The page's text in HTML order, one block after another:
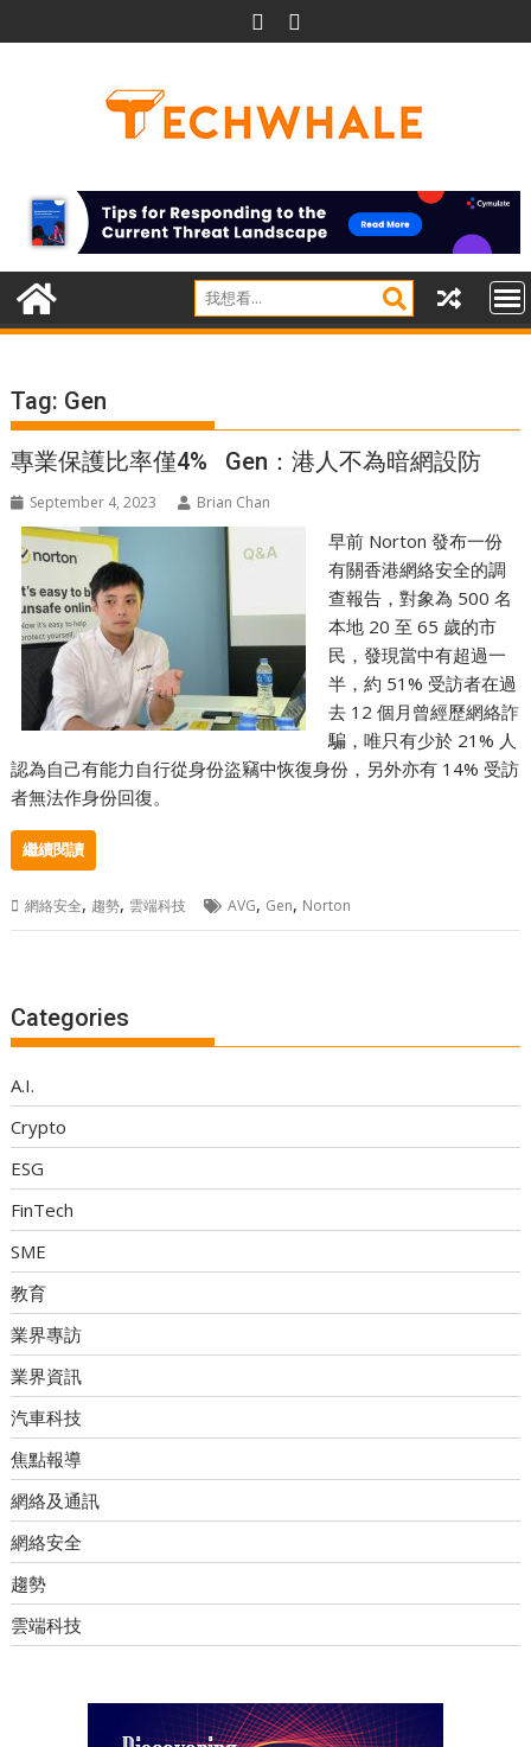
to
Tag: Gen
專業保護比率僅4% Gen：港人不為暗網設防
September 4, 2023 Brian Chan
早前 Norton 發布一份
有關香港網絡安全的調
查報告，對象為 500 名
本地 20 至 65 歲的市
民，發現當中有超過一
半，約 51% 受訪者在過
去 12 個月曾經歷網絡詐
騙，唯只有少於 21% 人
認為自己有能力自行從身份盜竊中恢復身份，另外亦有 14% 受訪
者無法作身份回復。
繼續閱讀
網絡安全, 趨勢, 雲端科技 AVG, Gen, Norton
Categories
A.I.
Crypto
ESG
FinTech
SME
教育
業界專訪
業界資訊
汽車科技
焦點報導
網絡及通訊
網絡安全
趨勢
雲端科技